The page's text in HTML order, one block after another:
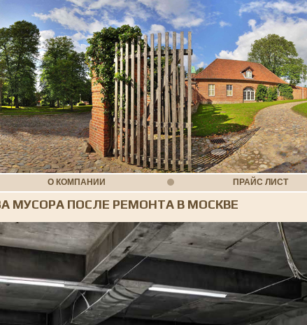
О КОМПАНИИ ПРАЙС ЛИСТ
МУСОРА ПОСЛЕ РЕМОНТА В МОСКВЕ